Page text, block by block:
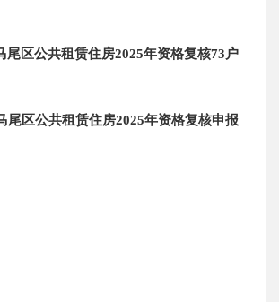
区公共租赁住房2025年资格复核73户
租赁住房2025年资格复核申报